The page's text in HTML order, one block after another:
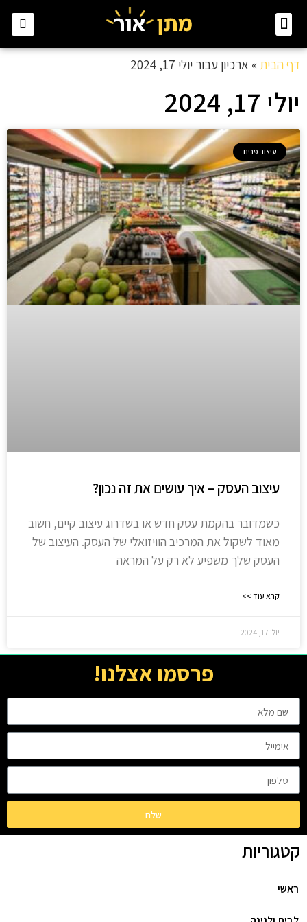
דף הבית » ארכיון עבור יולי 17, 2024
יולי 17, 2024
עיצוב פנים
עיצוב העסק – איך עושים את זה נכון?
כשמדובר בהקמת עסק חדש או בשדרוג עיצוב קיים, חשוב
מאוד לשקול את המרכיב הוויזואלי של העסק. העיצוב של
העסק שלך משפיע לא רק על המראה
קרא עוד >>
יולי 17, 2024
פרסמו אצלנו!
שלח
קטגוריות
ראשי